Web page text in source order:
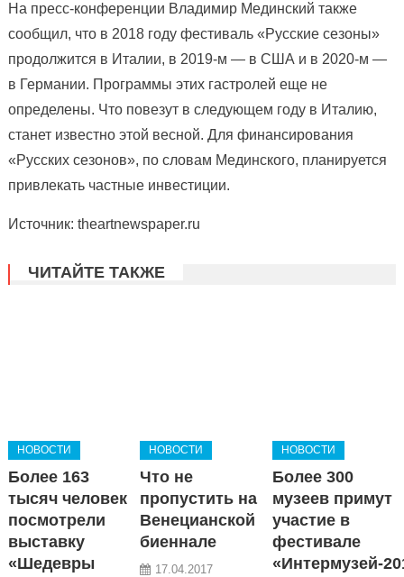
На пресс-конференции Владимир Мединский также
сообщил, что в 2018 году фестиваль «Русские сезоны»
продолжится в Италии, в 2019-м — в США и в 2020-м —
в Германии. Программы этих гастролей еще не
определены. Что повезут в следующем году в Италию,
станет известно этой весной. Для финансирования
«Русских сезонов», по словам Мединского, планируется
привлекать частные инвестиции.
Источник: theartnewspaper.ru
ЧИТАЙТЕ ТАКЖЕ
НОВОСТИ
Более 163
тысяч человек
посмотрели
выставку
«Шедевры
НОВОСТИ
Что не
пропустить на
Венецианской
биеннале
17.04.2017
НОВОСТИ
Более 300
музеев примут
участие в
фестивале
«Интермузей-